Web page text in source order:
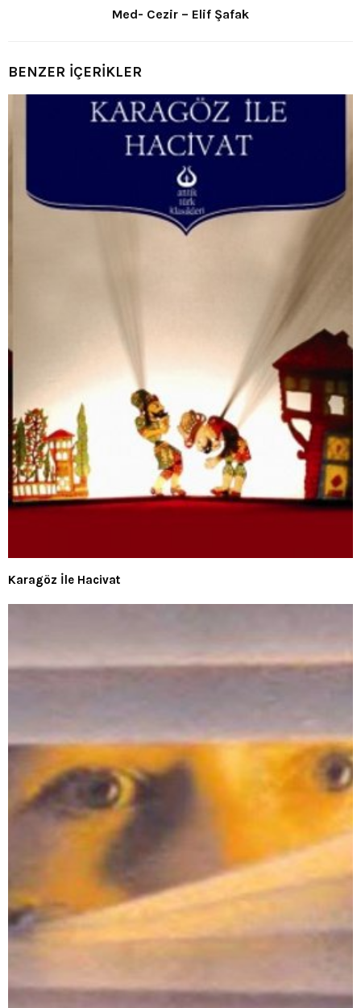
Med- Cezir – Elif Şafak
BENZER İÇERİKLER
Karagöz İle Hacivat